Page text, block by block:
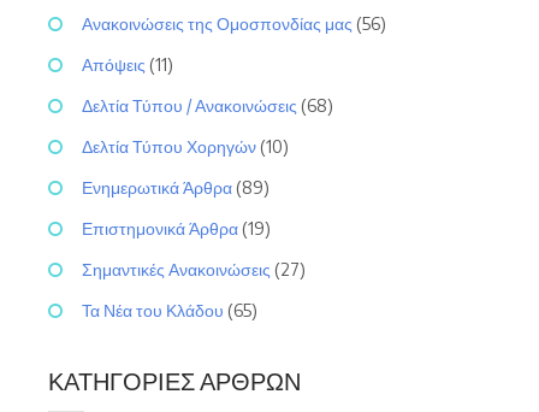
Ανακοινώσεις της Ομοσπονδίας μας (56)
Απόψεις (11)
Δελτία Τύπου / Ανακοινώσεις (68)
Δελτία Τύπου Χορηγών (10)
Ενημερωτικά Άρθρα (89)
Επιστημονικά Άρθρα (19)
Σημαντικές Ανακοινώσεις (27)
Τα Νέα του Κλάδου (65)
ΚΑΤΗΓΟΡΊΕΣ ΆΡΘΡΩΝ